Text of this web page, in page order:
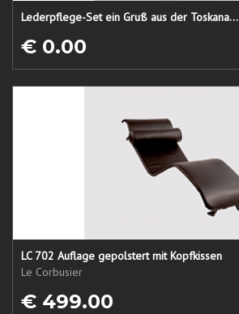
Lederpflege-Set ein Gruß aus der Toskana...
€ 0.00
LC 702 Auflage gepolstert mit Kopfkissen
Le Corbusier
€ 499.00